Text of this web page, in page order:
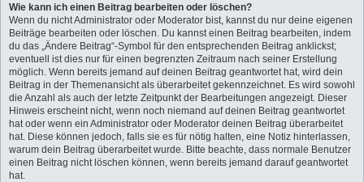
Wie kann ich einen Beitrag bearbeiten oder löschen?
Wenn du nicht Administrator oder Moderator bist, kannst du nur deine eigenen
Beiträge bearbeiten oder löschen. Du kannst einen Beitrag bearbeiten, indem
du das „Ändere Beitrag“-Symbol für den entsprechenden Beitrag anklickst;
eventuell ist dies nur für einen begrenzten Zeitraum nach seiner Erstellung
möglich. Wenn bereits jemand auf deinen Beitrag geantwortet hat, wird dein
Beitrag in der Themenansicht als überarbeitet gekennzeichnet. Es wird sowohl
die Anzahl als auch der letzte Zeitpunkt der Bearbeitungen angezeigt. Dieser
Hinweis erscheint nicht, wenn noch niemand auf deinen Beitrag geantwortet
hat oder wenn ein Administrator oder Moderator deinen Beitrag überarbeitet
hat. Diese können jedoch, falls sie es für nötig halten, eine Notiz hinterlassen,
warum dein Beitrag überarbeitet wurde. Bitte beachte, dass normale Benutzer
einen Beitrag nicht löschen können, wenn bereits jemand darauf geantwortet
hat.